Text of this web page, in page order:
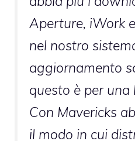
Aperture, iWork
nel nostro
aggiornamento
questo è per
Con Mavericks
il modo in cui